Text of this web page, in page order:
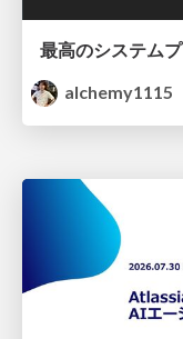
alchemy1115